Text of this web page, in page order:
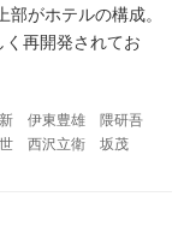
がホテルの構成。
再開発されてお
伊東豊雄 隈研吾
西沢立衛 坂茂